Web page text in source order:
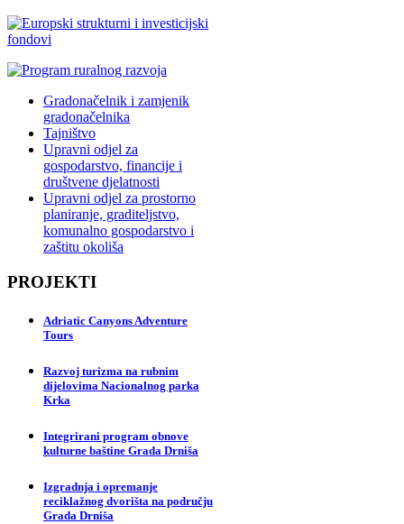
Gradonačelnik i zamjenik
gradonačelnika
Tajništvo
Upravni odjel za
gospodarstvo, financije i
društvene djelatnosti
Upravni odjel za prostorno
planiranje, graditeljstvo,
komunalno gospodarstvo i
zaštitu okoliša
PROJEKTI
Adriatic Canyons Adventure
Tours
Razvoj turizma na rubnim
dijelovima Nacionalnog parka
Krka
Integrirani program obnove
kulturne baštine Grada Drniša
Izgradnja i opremanje
reciklažnog dvorišta na području
Grada Drniša